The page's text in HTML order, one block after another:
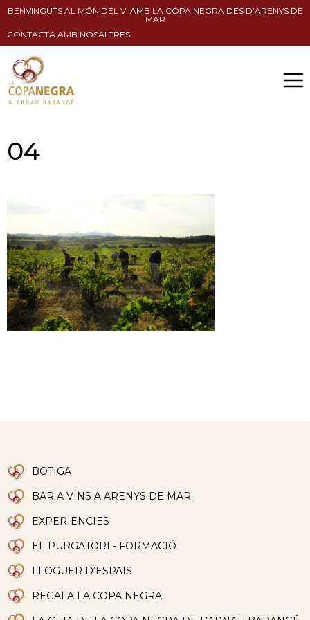
BENVINGUTS AL MÓN DEL VI AMB LA COPA NEGRA DES D’ARENYS DE
MAR
CONTACTA AMB NOSALTRES
04
BOTIGA
BAR A VINS A ARENYS DE MAR
EXPERIÈNCIES
EL PURGATORI - FORMACIÓ
LLOGUER D’ESPAIS
REGALA LA COPA NEGRA